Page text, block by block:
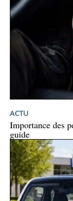
ACTU
Importance des
guide